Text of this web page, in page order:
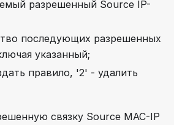
разрешенный Source IP-
последующих разрешенных
указанный;
правило, '2' - удалить
связку Source MAC-IP